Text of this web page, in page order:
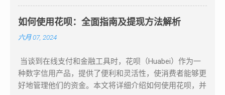
实现。用户在商家或中介处虚假购买商品，并用花呗额度
支付，商家或中介将款项返还给用户，同时收取一定手续
费。 要注意的是，花呗额度仅能用于特定商户的购物消
费，不能直接当作现金。当用户套现成功后，套现金额会
还清，可选择分期还款。需提醒的是，套现会产生一定利
息和手续费，故而不建议频繁套现。此外，花呗套现存在
一定风险，如遭遇欺诈行为或商家失联等情况，可能导致
支付宝（前提是已经开通花呗）。 在支付宝的搜索栏中
搜索“收钱码”。 点击“申请收钱码”。 可以选择“官方寄
送”，付完款后，官方会将“收钱码”寄到你填写的地址。收
印”，付完款后，保存自己的“收钱码”图片。 有了自己的
“收钱码”后，你就可以将自己花呗的钱通过“收钱码”扫到
朋友的账户上，然后让朋友将他的花呗钱扫到你的账户
如何使用花呗：全面指南及提现方法解析
六月 07, 2024
当谈到在线支付和金融工具时，花呗（Huabei）作为一
种数字信用产品，提供了便利和灵活性，使消费者能够更
好地管理他们的资金。本文将详细介绍如何使用花呗，并